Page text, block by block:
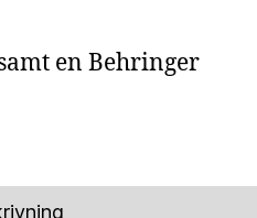
en Behringer